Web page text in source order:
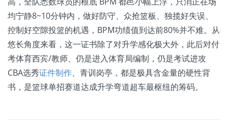
均宁静8~10分钟内，做好防守、众抢篮板、独揽好失误、
控制好空隙投篮的机遇，BPM功绩值到达前80%并不难。从
悠长角度来看，这一证书除了对升学感化极大外，此后对付
考体育西宾/教师、仍是进入体育局编制，仍是考试进攻
CBA选秀证件制作、青训岗亭，都是极具含金量的硬性背
书，是篮球单招赛道达成升学弯道超车最枢纽的筹码。